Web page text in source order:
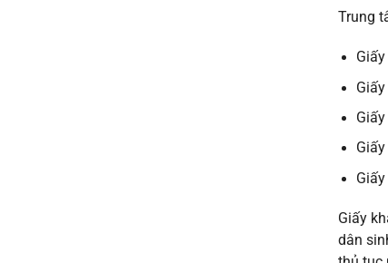
Trung
Giấy
dân